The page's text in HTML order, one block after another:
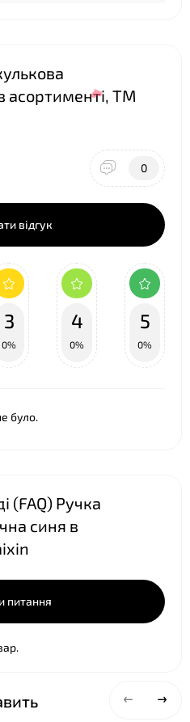
асортименті, ТМ
0
відгук
3
0%
4
0%
5
0%
було.
(FAQ) Ручка
синя в
питання
❤